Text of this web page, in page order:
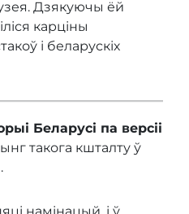
Дзякуючы ёй
карціны
і беларускіх
Беларусі па версіі
такога кшталту ў